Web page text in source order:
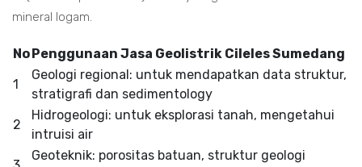
mineral logam.
No Penggunaan Jasa Geolistrik Cileles Sumedang
1
Geologi regional: untuk mendapatkan data struktur,
stratigrafi dan sedimentology
2
Hidrogeologi: untuk eksplorasi tanah, mengetahui
intruisi air
Geoteknik: porositas batuan, struktur geologi